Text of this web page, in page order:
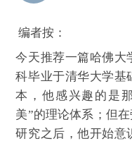
编者按：
今天推荐一篇哈佛大
科毕业于清华大学基
本，他感兴趣的是
美”的理论体系；但
研究之后，他开始意